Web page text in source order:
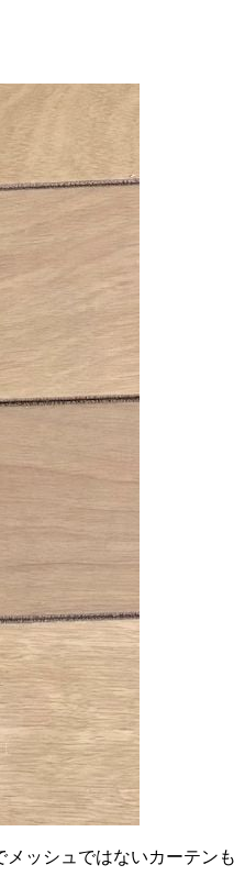
ッシュではないカーテンも